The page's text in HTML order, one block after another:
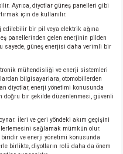
Ayrıca, diyotlar güneş panelleri gibi
için de kullanılır.
edilebilir bir pil veya elektrik ağına
panellerinden gelen enerjinin pilden
sayede, güneş enerjisi daha verimli bir
mühendisliği ve enerji sistemleri
bilgisayarlara, otomobillerden
diyotlar, enerji yönetimi konusunda
doğru bir şekilde düzenlenmesi, güvenli
İleri ve geri yöndeki akım geçişini
sağlamak mümkün olur.
ve enerji yönetimi konusunda
birlikte, diyotların rolü daha da önem